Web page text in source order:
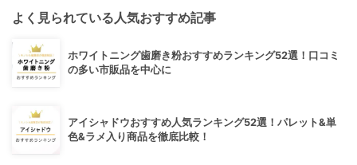
よく見られている人気おすすめ記事
ホワイトニング歯磨き粉おすすめランキング52選！口コミ
の多い市販品を中心に
アイシャドウおすすめ人気ランキング52選！パレット&単
色&ラメ入り商品を徹底比較！